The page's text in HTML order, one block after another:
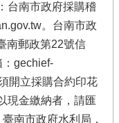
台南市政府採購稽
。台南市政
南郵政第22號信
gechief-
開立採購合約印花
現金繳納者，請匯
南市政府水利局，